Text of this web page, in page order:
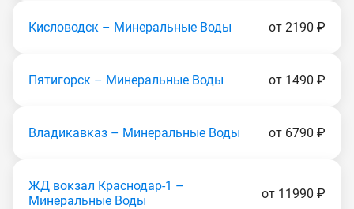
Кисловодск – Минеральные Воды от 2190 ₽
Пятигорск – Минеральные Воды от 1490 ₽
Владикавказ – Минеральные Воды от 6790 ₽
ЖД вокзал Краснодар-1 –
Минеральные Воды
от 11990 ₽